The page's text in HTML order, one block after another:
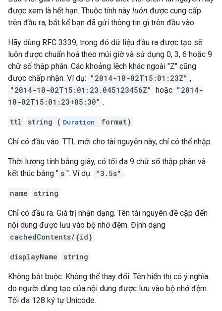
được xem là hết hạn. Thuộc tính này luôn được cung cấp
trên đầu ra, bất kể bạn đã gửi thông tin gì trên đầu vào.
Hãy dùng RFC 3339, trong đó dữ liệu đầu ra được tạo sẽ
luôn được chuẩn hoá theo múi giờ và sử dụng 0, 3, 6 hoặc 9
chữ số thập phân. Các khoảng lệch khác ngoài "Z" cũng
được chấp nhận. Ví dụ: "2014-10-02T15:01:23Z" ,
"2014-10-02T15:01:23.045123456Z" hoặc "2014-
10-02T15:01:23+05:30" .
ttl string ( Duration format)
Chỉ có đầu vào. TTL mới cho tài nguyên này, chỉ có thể nhập.
Thời lượng tính bằng giây, có tối đa 9 chữ số thập phân và
kết thúc bằng " s ". Ví dụ: "3.5s" .
name string
Chỉ có đầu ra. Giá trị nhận dạng. Tên tài nguyên đề cập đến
nội dung được lưu vào bộ nhớ đệm. Định dạng
cachedContents/{id}
displayName string
Không bắt buộc. Không thể thay đổi. Tên hiển thị có ý nghĩa
do người dùng tạo của nội dung được lưu vào bộ nhớ đệm.
Tối đa 128 ký tự Unicode.